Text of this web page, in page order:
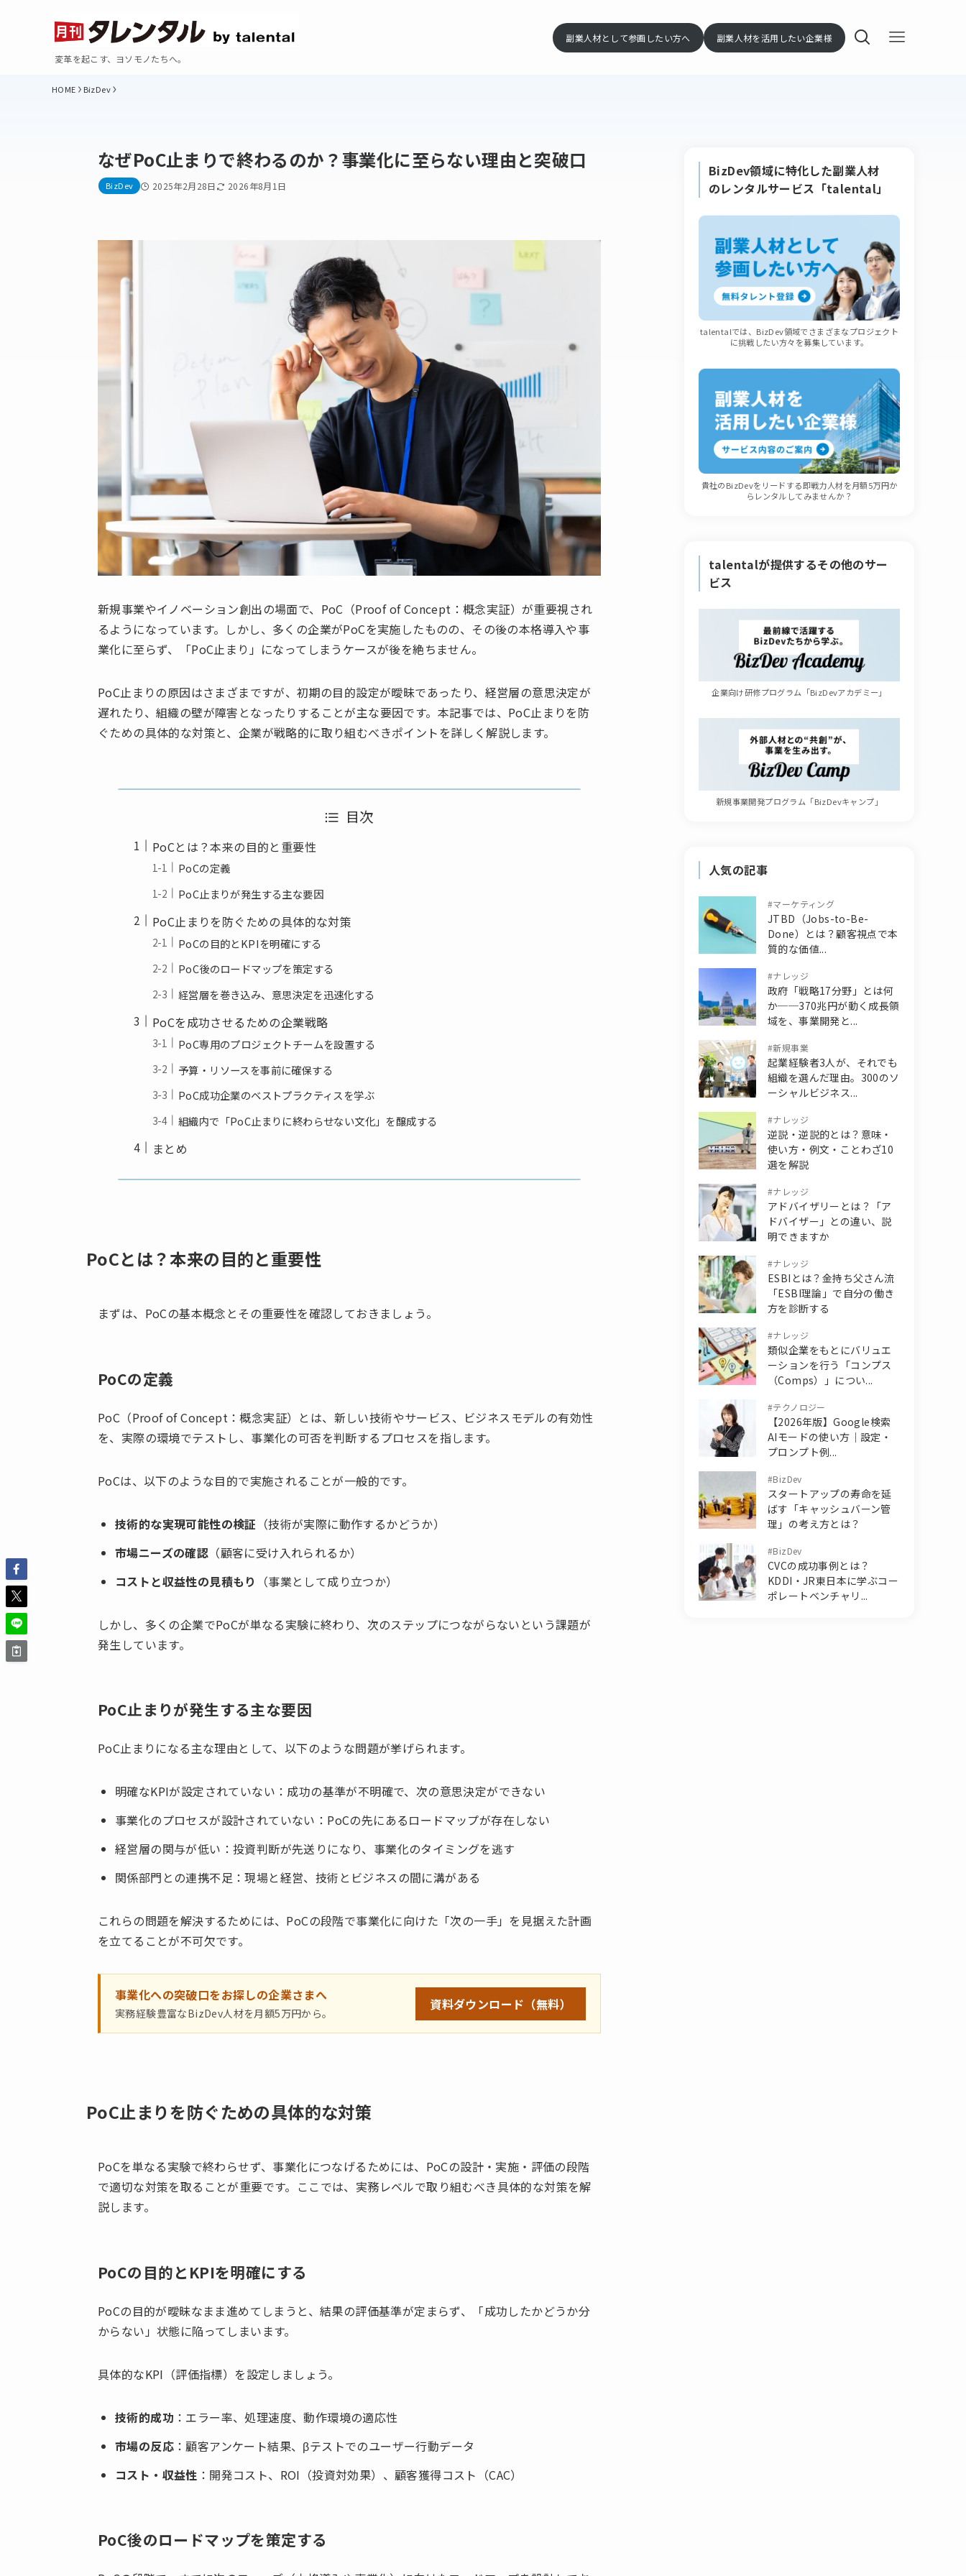
変革を起こす、ヨソモノたちへ。
副業人材として参画したい方へ 副業人材を活用したい企業様
BizDev
なぜPoC止まりで終わるのか？事業化に至らない理由と突破口
BizDev 2025年2月28日 2026年8月1日
新規事業やイノベーション創出の場面で、PoC（Proof of Concept：概念実証）が重要視され
るようになっています。しかし、多くの企業がPoCを実施したものの、その後の本格導入や事
業化に至らず、「PoC止まり」になってしまうケースが後を絶ちません。
PoC止まりの原因はさまざまですが、初期の目的設定が曖昧であったり、経営層の意思決定が
遅れたり、組織の壁が障害となったりすることが主な要因です。本記事では、PoC止まりを防
ぐための具体的な対策と、企業が戦略的に取り組むべきポイントを詳しく解説します。
目次
PoCとは？本来の目的と重要性
PoCの定義
PoC止まりが発生する主な要因
PoC止まりを防ぐための具体的な対策
PoCの目的とKPIを明確にする
PoC後のロードマップを策定する
経営層を巻き込み、意思決定を迅速化する
PoCを成功させるための企業戦略
PoC専用のプロジェクトチームを設置する
予算・リソースを事前に確保する
PoC成功企業のベストプラクティスを学ぶ
組織内で「PoC止まりに終わらせない文化」を醸成する
まとめ
PoCとは？本来の目的と重要性
まずは、PoCの基本概念とその重要性を確認しておきましょう。
PoCの定義
PoC（Proof of Concept：概念実証）とは、新しい技術やサービス、ビジネスモデルの有効性
を、実際の環境でテストし、事業化の可否を判断するプロセスを指します。
PoCは、以下のような目的で実施されることが一般的です。
技術的な実現可能性の検証 （技術が実際に動作するかどうか）
市場ニーズの確認 （顧客に受け入れられるか）
コストと収益性の見積もり
（事業として成り立つか）
しかし、多くの企業でPoCが単なる実験に終わり、次のステップにつながらないという課題が
発生しています。
PoC止まりが発生する主な要因
PoC止まりになる主な理由として、以下のような問題が挙げられます。
明確なKPIが設定されていない：成功の基準が不明確で、次の意思決定ができない
事業化のプロセスが設計されていない：PoCの先にあるロードマップが存在しない
経営層の関与が低い：投資判断が先送りになり、事業化のタイミングを逃す
関係部門との連携不足：現場と経営、技術とビジネスの間に溝がある
これらの問題を解決するためには、PoCの段階で事業化に向けた「次の一手」を見据えた計画
を立てることが不可欠です。
事業化への突破口をお探しの企業さまへ
実務経験豊富なBizDev人材を月額5万円から。
資料ダウンロード （無料）
PoC止まりを防ぐための具体的な対策
PoCを単なる実験で終わらせず、事業化につなげるためには、PoCの設計・実施・評価の段階
で適切な対策を取ることが重要です。ここでは、実務レベルで取り組むべき具体的な対策を解
説します。
PoCの目的とKPIを明確にする
PoCの目的が曖昧なまま進めてしまうと、結果の評価基準が定まらず、「成功したかどうか分
からない」状態に陥ってしまいます。
具体的なKPI（評価指標）を設定しましょう。
技術的成功 ：エラー率、処理速度、動作環境の適応性
市場の反応 ：顧客アンケート結果、βテストでのユーザー行動データ
コスト・収益性 ：開発コスト、ROI（投資対効果）、顧客獲得コスト（CAC）
PoC後のロードマップを策定する
BizDev領域に特化した副業人材
のレンタルサービス「talental」
talentalでは、BizDev領域でさまざまなプロジェクト
に挑戦したい方々を募集しています。
貴社のBizDevをリードする即戦力人材を月額5万円か
らレンタルしてみませんか？
talentalが提供するその他のサー
ビス
企業向け研修プログラム「BizDevアカデミー」
新規事業開発プログラム「BizDevキャンプ」
人気の記事
#マーケティング
JTBD（Jobs-to-Be-
Done）とは？顧客視点で本
質的な価値...
#ナレッジ
政府「戦略17分野」とは何
か──370兆円が動く成長領
域を、事業開発と...
#新規事業
起業経験者3人が、それでも
組織を選んだ理由。300のソ
ーシャルビジネス...
#ナレッジ
逆説・逆説的とは？意味・
使い方・例文・ことわざ10
選を解説
#ナレッジ
アドバイザリーとは？「ア
ドバイザー」との違い、説
明できますか
#ナレッジ
ESBIとは？金持ち父さん流
「ESBI理論」で自分の働き
方を診断する
#ナレッジ
類似企業をもとにバリュエ
ーションを行う「コンプス
（Comps）」につい...
#テクノロジー
【2026年版】Google検索
AIモードの使い方｜設定・
プロンプト例...
#BizDev
スタートアップの寿命を延
ばす「キャッシュバーン管
理」の考え方とは？
#BizDev
CVCの成功事例とは？
KDDI・JR東日本に学ぶコー
ポレートベンチャリ...